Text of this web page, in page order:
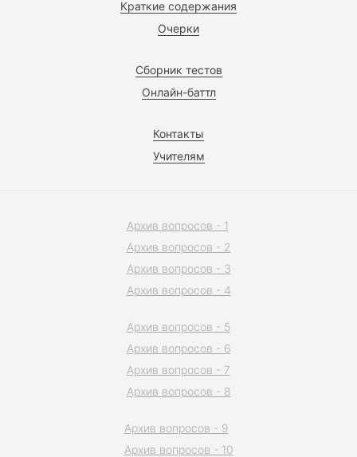
Краткие содержания
Очерки
Сборник тестов
Онлайн-баттл
Контакты
Учителям
Архив вопросов - 1
Архив вопросов - 2
Архив вопросов - 3
Архив вопросов - 4
Архив вопросов - 5
Архив вопросов - 6
Архив вопросов - 7
Архив вопросов - 8
Архив вопросов - 9
Архив вопросов - 10